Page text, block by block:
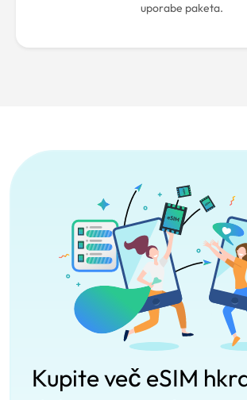
uporabe paketa.
Kupite več eSIM